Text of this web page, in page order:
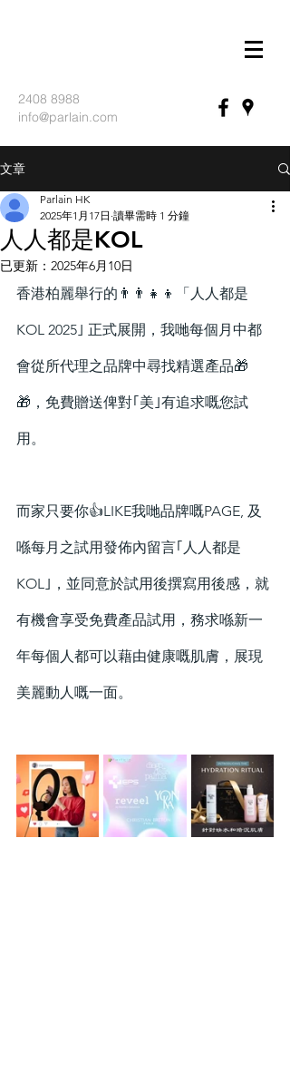
2408 8988
info@parlain.com
文章
人人都是KOL
Parlain HK
2025年1月17日 讀畢需時 1 分鐘
已更新： 2025年6月10日
香港柏麗舉行的👨‍👨‍👧‍👦「人人都是
KOL 2025｣ 正式展開，我哋每個月中都
會從所代理之品牌中尋找精選產品🎁
🎁，免費贈送俾對｢美｣有追求嘅您試
用。
而家只要你👍LIKE我哋品牌嘅PAGE, 及
喺每月之試用發佈內留言｢人人都是
KOL｣，並同意於試用後撰寫用後感，就
有機會享受免費產品試用，務求喺新一
年每個人都可以藉由健康嘅肌膚，展現
美麗動人嘅一面。